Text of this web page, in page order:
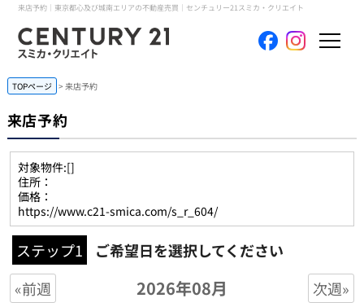
来店予約｜東京都心及び城南エリアの不動産売買｜センチュリー21スミカ・クリエイト
売りたい
コンテンツ
採用情報
TOPページ 来店予約
来店予約
対象物件:[]
住所：
価格：
https://www.c21-smica.com/s_r_604/
ステップ1
ご希望日を選択してください
«前週
2026年08月 次週»